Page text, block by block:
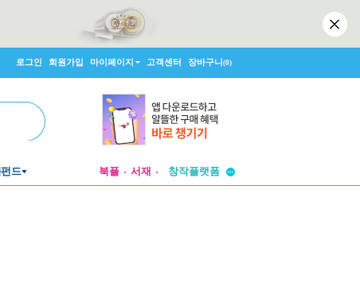
로그인 회원가입 마이페이지 고객센터 장바구니(0)
드 북플 서재
창작플랫폼